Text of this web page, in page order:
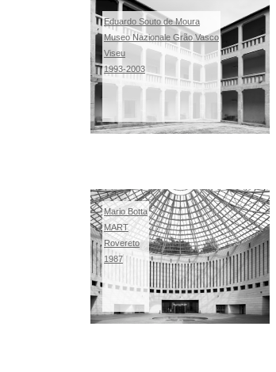
Eduardo Souto de Moura
Museo Nazionale Grão Vasco
Viseu
1993-2003
Mario Botta
MART
Rovereto
1987